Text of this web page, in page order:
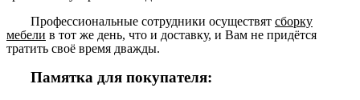
Профессиональные сотрудники осуществят сборку
мебели в тот же день, что и доставку, и Вам не придётся
тратить своё время дважды.
Памятка для покупателя: